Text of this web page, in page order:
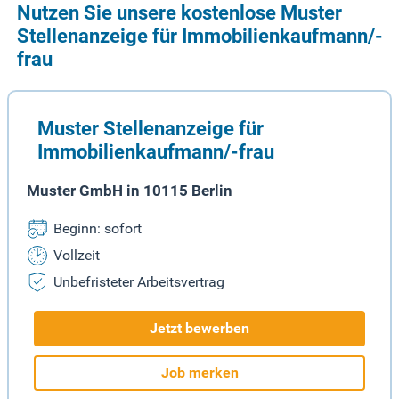
Nutzen Sie unsere kostenlose Muster
Stellenanzeige für Immobilienkaufmann/-
frau
Muster Stellenanzeige für
Immobilienkaufmann/-frau
Muster GmbH in 10115 Berlin
Beginn: sofort
Vollzeit
Unbefristeter Arbeitsvertrag
Jetzt bewerben
Job merken